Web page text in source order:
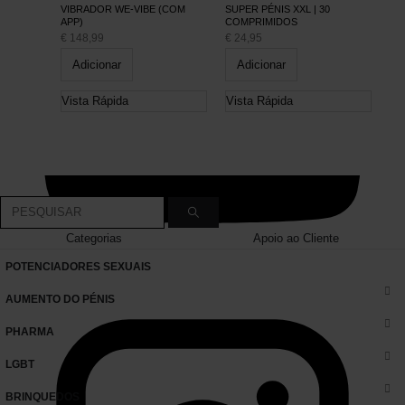
VIBRADOR WE-VIBE (COM
APP)
€ 148,99
Adicionar
Vista Rápida
SUPER PÉNIS XXL | 30
COMPRIMIDOS
€ 24,95
Adicionar
Vista Rápida
Categorias Apoio ao Cliente
POTENCIADORES SEXUAIS
AUMENTO DO PÉNIS
PHARMA
LGBT
BRINQUEDOS